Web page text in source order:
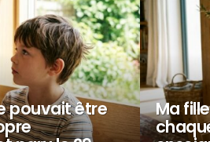
pouvait être Ma